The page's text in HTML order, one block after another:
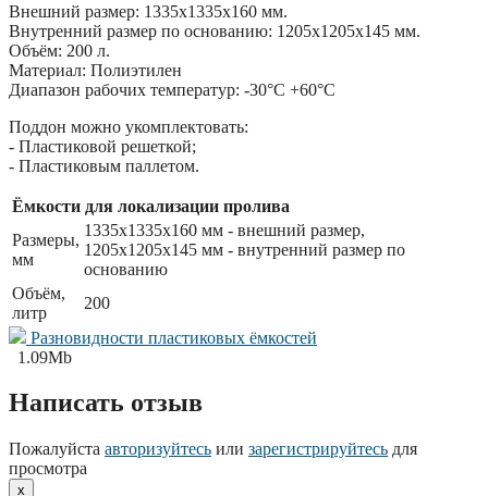
Внешний размер: 1335х1335х160 мм.
Внутренний размер по основанию: 1205х1205х145 мм.
Объём: 200 л.
Материал: Полиэтилен
Диапазон рабочих температур: -30°С +60°С
Поддон можно укомплектовать:
- Пластиковой решеткой;
- Пластиковым паллетом.
Ёмкости для локализации пролива
Размеры,
мм
1335х1335х160 мм - внешний размер,
1205х1205х145 мм - внутренний размер по
основанию
Объём,
литр
200
Разновидности пластиковых ёмкостей
1.09Mb
Написать отзыв
Пожалуйста авторизуйтесь или зарегистрируйтесь для
просмотра
x